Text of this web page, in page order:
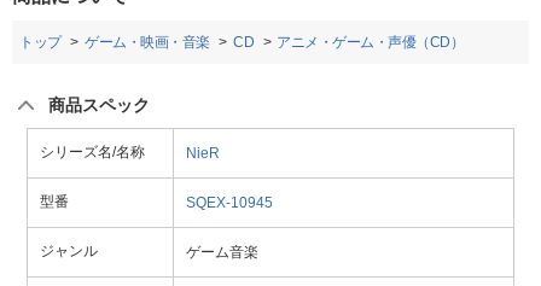
トップ ゲーム・映画・音楽 CD アニメ・ゲーム・声優（CD）
商品スペック
シリーズ名/名称 NieR
型番 SQEX-10945
ジャンル ゲーム音楽